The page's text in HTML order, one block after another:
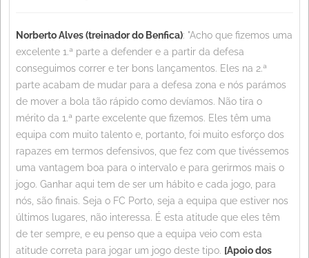
Norberto Alves (treinador do Benfica): "Acho que fizemos uma
excelente 1.ª parte a defender e a partir da defesa
conseguimos correr e ter bons lançamentos. Eles na 2.ª
parte acabam de mudar para a defesa zona e nós parámos
de mover a bola tão rápido como devíamos. Não tira o
mérito da 1.ª parte excelente que fizemos. Eles têm uma
equipa com muito talento e, portanto, foi muito esforço dos
rapazes em termos defensivos, que fez com que tivéssemos
uma vantagem boa para o intervalo e para gerirmos mais o
jogo. Ganhar aqui tem de ser um hábito e cada jogo, para
nós, são finais. Seja o FC Porto, seja a equipa que estiver nos
últimos lugares, não interessa. É esta atitude que eles têm
de ter sempre, e eu penso que a equipa veio com esta
atitude correta para jogar um jogo deste tipo. [Apoio dos